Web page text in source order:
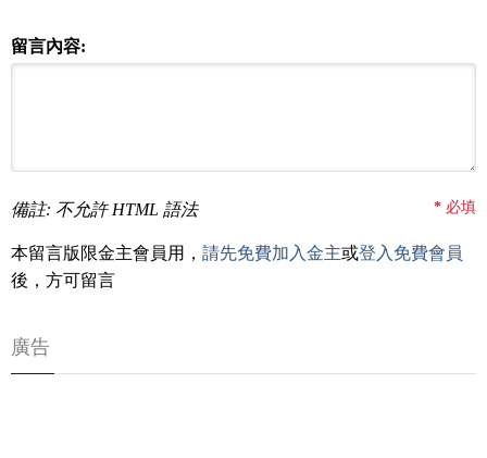
留言內容:
備註: 不允許 HTML 語法 * 必填
本留言版限金主會員用， 請先免費加入金主或登入免費會員
後，方可留言
廣告